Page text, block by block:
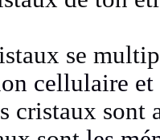
se
cellulaire
cristaux sont